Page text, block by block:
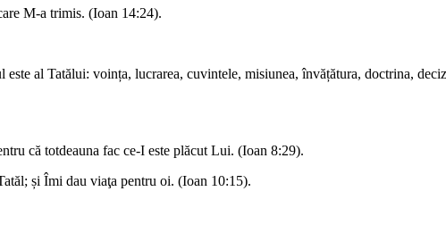
M-a trimis. (Ioan 14:24).
este al Tatălui: voința, lucrarea, cuvintele, misiunea, învățătura, doctrina,
că totdeauna fac ce-I este plăcut Lui. (Ioan 8:29).
și Îmi dau viaţa pentru oi. (Ioan 10:15).